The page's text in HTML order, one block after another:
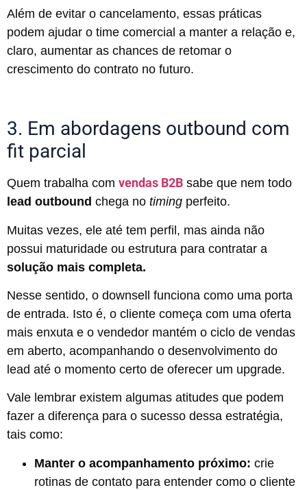
Além de evitar o cancelamento, essas práticas
podem ajudar o time comercial a manter a relação e,
claro, aumentar as chances de retomar o
crescimento do contrato no futuro.
3. Em abordagens outbound com
fit parcial
Quem trabalha com vendas B2B sabe que nem todo
lead outbound chega no timing perfeito.
Muitas vezes, ele até tem perfil, mas ainda não
possui maturidade ou estrutura para contratar a
solução mais completa.
Nesse sentido, o downsell funciona como uma porta
de entrada. Isto é, o cliente começa com uma oferta
mais enxuta e o vendedor mantém o ciclo de vendas
em aberto, acompanhando o desenvolvimento do
lead até o momento certo de oferecer um upgrade.
Vale lembrar existem algumas atitudes que podem
fazer a diferença para o sucesso dessa estratégia,
tais como:
Manter o acompanhamento próximo: crie
rotinas de contato para entender como o cliente